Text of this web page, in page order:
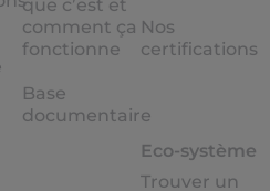
que c’est et
comment ça
fonctionne
Base
documentaire
Nos
certifications
Eco-système
Trouver un